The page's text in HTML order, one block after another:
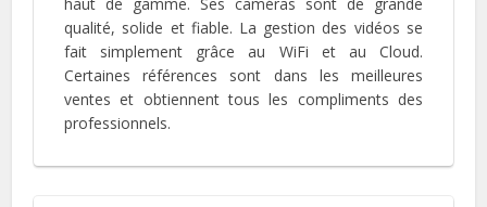
qualité, solide et fiable. La gestion des vidéos se
fait simplement grâce au WiFi et au Cloud.
Certaines références sont dans les meilleures
ventes et obtiennent tous les compliments des
professionnels.